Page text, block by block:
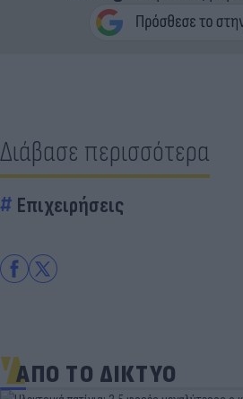
Διάβασε περισσότερα
Επιχειρήσεις
ΑΠΟ ΤΟ ΔΙΚΤΥΟ